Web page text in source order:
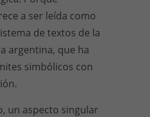
a ser leída como
de textos de la
argentina, que ha
simbólicos con
un aspecto singular